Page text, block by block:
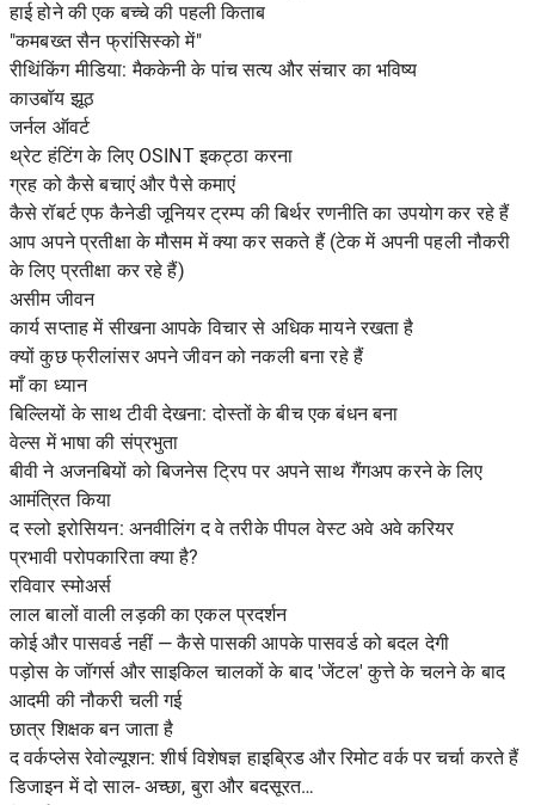
हाई होने की एक बच्चे की पहली किताब
"कमबख्त सैन फ्रांसिस्को में"
रीथिंकिंग मीडिया: मैककेनी के पांच सत्य और संचार का भविष्य
काउबॉय झूठ
जर्नल ऑवर्ट
थ्रेट हंटिंग के लिए OSINT इकट्ठा करना
ग्रह को कैसे बचाएं और पैसे कमाएं
कैसे रॉबर्ट एफ कैनेडी जूनियर ट्रम्प की बिर्थर रणनीति का उपयोग कर रहे हैं
आप अपने प्रतीक्षा के मौसम में क्या कर सकते हैं (टेक में अपनी पहली नौकरी
के लिए प्रतीक्षा कर रहे हैं)
असीम जीवन
कार्य सप्ताह में सीखना आपके विचार से अधिक मायने रखता है
क्यों कुछ फ्रीलांसर अपने जीवन को नकली बना रहे हैं
माँ का ध्यान
बिल्लियों के साथ टीवी देखना: दोस्तों के बीच एक बंधन बना
वेल्स में भाषा की संप्रभुता
बीवी ने अजनबियों को बिजनेस ट्रिप पर अपने साथ गैंगअप करने के लिए
आमंत्रित किया
द स्लो इरोसियन: अनवीलिंग द वे तरीके पीपल वेस्ट अवे अवे करियर
प्रभावी परोपकारिता क्या है?
रविवार स्मोअर्स
लाल बालों वाली लड़की का एकल प्रदर्शन
कोई और पासवर्ड नहीं — कैसे पासकी आपके पासवर्ड को बदल देगी
पड़ोस के जॉगर्स और साइकिल चालकों के बाद 'जेंटल' कुत्ते के चलने के बाद
आदमी की नौकरी चली गई
छात्र शिक्षक बन जाता है
द वर्कप्लेस रेवोल्यूशन: शीर्ष विशेषज्ञ हाइब्रिड और रिमोट वर्क पर चर्चा करते हैं
डिजाइन में दो साल- अच्छा, बुरा और बदसूरत…